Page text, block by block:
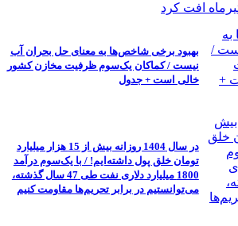
بهبود برخی شاخص‌ها به معنای حل بحران آب
نیست / کماکان یک‌سوم ظرفیت مخازن کشور
خالی است + جدول
در سال 1404 روزانه بیش از 15 هزار میلیارد
تومان خلق پول داشته‌ایم! / با یک‌سوم درآمد
1800 میلیارد دلاری نفت طی 47 سال گذشته،
می‌توانستیم در برابر تحریم‌ها مقاومت کنیم